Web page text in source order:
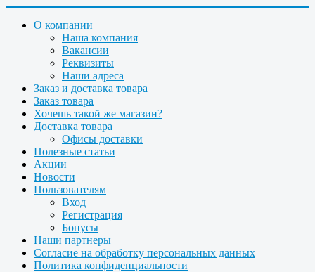
О компании
Наша компания
Вакансии
Реквизиты
Наши адреса
Заказ и доставка товара
Заказ товара
Хочешь такой же магазин?
Доставка товара
Офисы доставки
Полезные статьи
Акции
Новости
Пользователям
Вход
Регистрация
Бонусы
Наши партнеры
Согласие на обработку персональных данных
Политика конфиденциальности